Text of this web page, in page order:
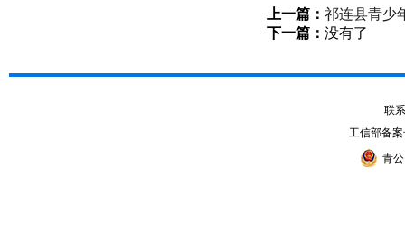
上一篇： 祁连县青少
下一篇： 没有了
联
工信部备
青公